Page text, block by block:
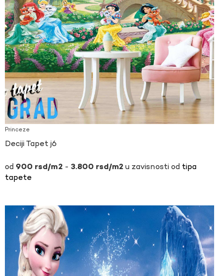
Princeze
Deciji Tapet j6
900 rsd - 3.800 rsd u zavisnosti od tipa
tapete